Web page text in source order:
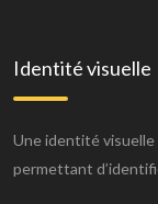
Identité visuelle
Une identité visuelle
permettant